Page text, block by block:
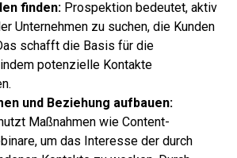
finden: Prospektion bedeutet, aktiv
Unternehmen zu suchen, die Kunden
schafft die Basis für die
potenzielle Kontakte
und Beziehung aufbauen:
Maßnahmen wie Content-
um das Interesse der durch